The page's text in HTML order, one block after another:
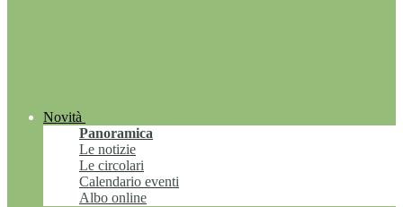
Novità
Panoramica
Le notizie
Le circolari
Calendario eventi
Albo online